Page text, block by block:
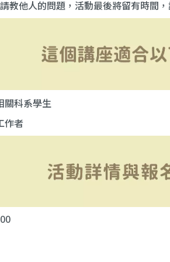
教他人的問題，活動最後將留有時間
關科系學生
作者